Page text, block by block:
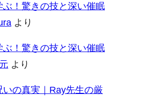
！驚きの技と深い催眠
より
！驚きの技と深い催眠
より
の真実｜Ray先生の厳